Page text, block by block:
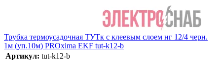
Трубка термоусадочная ТУТк с клеевым слоем нг 12/4 черн.
1м (уп.10м) PROxima EKF tut-k12-b
Артикул: tut-k12-b